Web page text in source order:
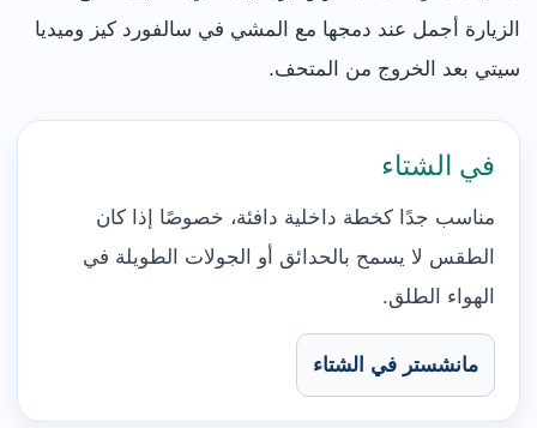
الزيارة أجمل عند دمجها مع المشي في سالفورد كيز وميديا
سيتي بعد الخروج من المتحف.
في الشتاء
مناسب جدًا كخطة داخلية دافئة، خصوصًا إذا كان
الطقس لا يسمح بالحدائق أو الجولات الطويلة في
الهواء الطلق.
مانشستر في الشتاء